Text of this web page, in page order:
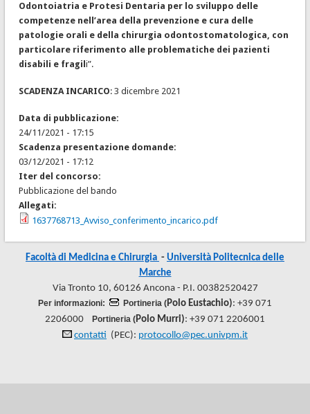
Odontoiatria e Protesi Dentaria per lo sviluppo delle
competenze nell’area della prevenzione e cura delle
patologie orali e della chirurgia odontostomatologica, con
particolare riferimento alle problematiche dei pazienti
disabili e fragil i”.
SCADENZA INCARICO: 3 dicembre 2021
Data di pubblicazione:
24/11/2021 - 17:15
Scadenza presentazione domande:
03/12/2021 - 17:12
Iter del concorso:
Pubblicazione del bando
Allegati:
1637768713_Avviso_conferimento_incarico.pdf
Facoltà di Medicina e Chirurgia - Università Politecnica delle
Marche
Via Tronto 10, 60126 Ancona - P.I. 00382520427
Per informazioni: Portineria (Polo Eustachio): +39 071
2206000
Portineria (Polo Murri): +39 071 2206001
contatti (PEC): protocollo@pec.univpm.it